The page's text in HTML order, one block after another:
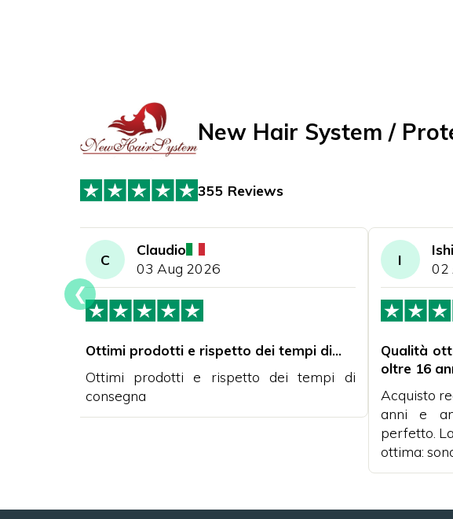
New Hair System /
355 Reviews
C
Claudio
03 Aug 2026
Ottimi prodotti e rispetto dei tempi di…
Ottimi prodotti e rispetto dei tempi di
consegna
I
02
Qualità
oltre 16
Acquisto
anni e
perfetto.
ottima:
❮